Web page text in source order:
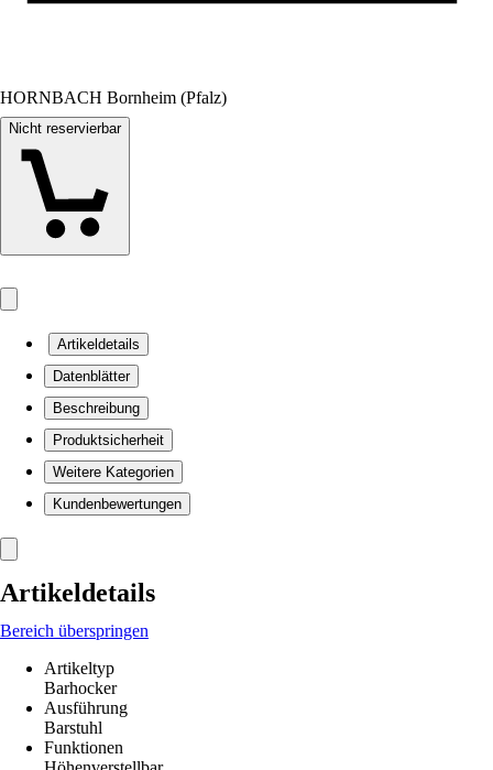
HORNBACH Bornheim (Pfalz)
Nicht reservierbar
Artikeldetails
Datenblätter
Beschreibung
Produktsicherheit
Weitere Kategorien
Kundenbewertungen
Artikeldetails
Bereich überspringen
Artikeltyp
Barhocker
Ausführung
Barstuhl
Funktionen